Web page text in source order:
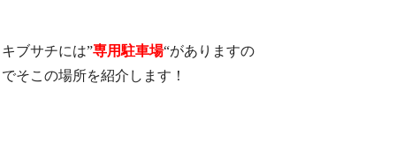
キブサチには”専用駐車場“がありますの
でそこの場所を紹介します！